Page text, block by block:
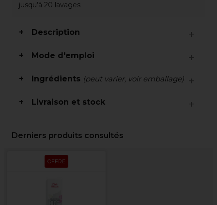
jusqu’à 20 lavages
Description
Mode d'emploi
Ingrédients (peut varier, voir emballage)
Livraison et stock
Derniers produits consultés
OFFRE